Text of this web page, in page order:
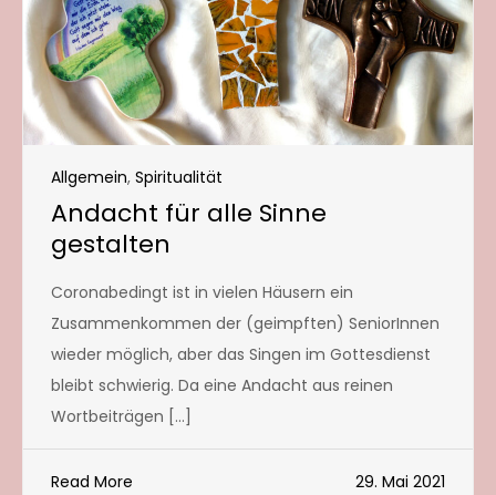
Allgemein, Spiritualität
Andacht für alle Sinne
gestalten
Coronabedingt ist in vielen Häusern ein
Zusammenkommen der (geimpften) SeniorInnen
wieder möglich, aber das Singen im Gottesdienst
bleibt schwierig. Da eine Andacht aus reinen
Wortbeiträgen […]
Read More 29. Mai 2021